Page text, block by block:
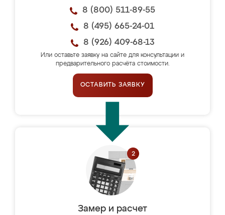
8 (800) 511-89-55
8 (495) 665-24-01
8 (926) 409-68-13
Или оставьте заявку на сайте для консультации и
предварительного расчёта стоимости.
ОСТАВИТЬ ЗАЯВКУ
Замер и расчет